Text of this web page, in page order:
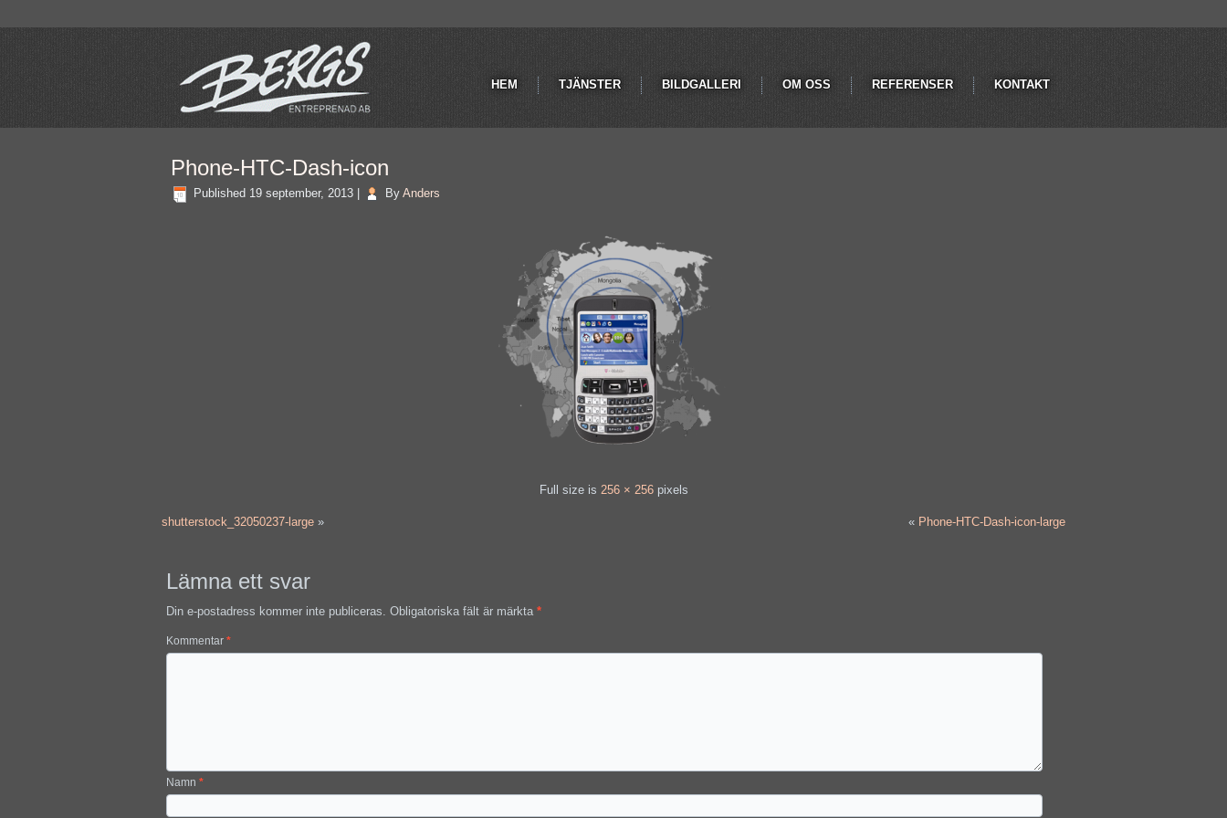
HEM TJÄNSTER BILDGALLERI OM OSS REFERENSER KONTAKT
Phone-HTC-Dash-icon
Published 19 september, 2013 By Anders
Full size is 256 × 256pixels
shutterstock_32050237-large » « Phone-HTC-Dash-icon-large
Lämna ett svar
Din e-postadress kommer inte publiceras. Obligatoriska fält är märkta *
Kommentar *
Namn *